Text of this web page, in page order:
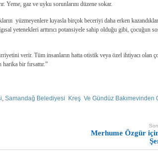
Yeme, gaz ve uyku sorunlarını düzene sokar.
yüzmeyenlere kıyasla birçok beceriyi daha erken
yetenekleri arttırıcı potansiyele sahip olduğu gibi, çocuğun
verir. Tüm insanların hatta otistik veya özel ihtiyacı olan
bir fırsattır.”
, Samandağ Belediyesi Kreş Ve Gündüz Bakımevinden
Merhume Özgür